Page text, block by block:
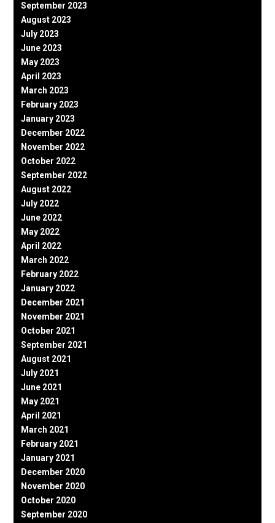
September 2023
August 2023
July 2023
June 2023
May 2023
April 2023
March 2023
February 2023
January 2023
December 2022
November 2022
October 2022
September 2022
August 2022
July 2022
June 2022
May 2022
April 2022
March 2022
February 2022
January 2022
December 2021
November 2021
October 2021
September 2021
August 2021
July 2021
June 2021
May 2021
April 2021
March 2021
February 2021
January 2021
December 2020
November 2020
October 2020
September 2020